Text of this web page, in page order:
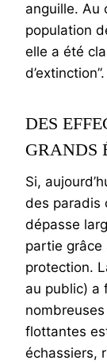
anguille. Au
population
elle a été
d’extinction”.
DES
GRANDS
Si,
des paradis
dépasse
partie grâce
protection.
au public) a
flottantes
échassiers,